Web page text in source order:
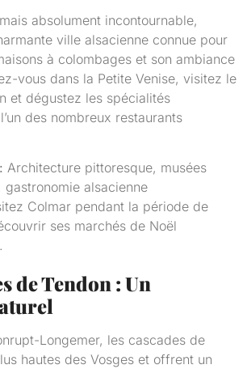
absolument incontournable,
ville alsacienne connue pour
à colombages et son ambiance
vous dans la Petite Venise, visitez le
et dégustez les spécialités
des nombreux restaurants
Architecture pittoresque, musées
gastronomie alsacienne
Colmar pendant la période de
ses marchés de Noël
de Tendon : Un
Longemer, les cascades de
hautes des Vosges et offrent un